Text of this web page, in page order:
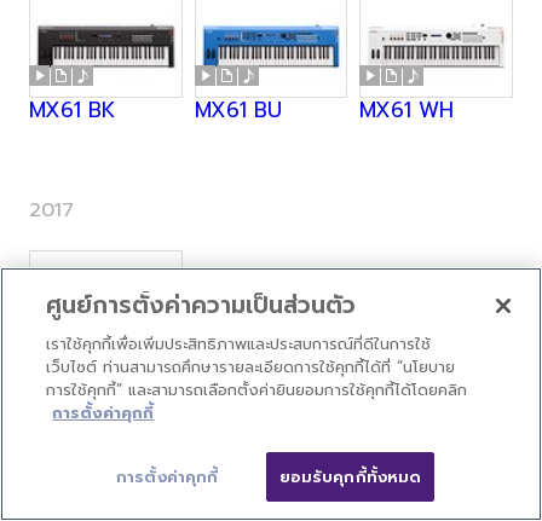
MX61 BK MX61 BU MX61 WH
2017
MX88 BK
ศูนย์การตั้งค่าความเป็นส่วนตัว
เราใช้คุกกี้เพื่อเพิ่มประสิทธิภาพและประสบการณ์ที่ดีในการใช้
เว็บไซต์ ท่านสามารถศึกษารายละเอียดการใช้คุกกี้ได้ที่ “นโยบาย
การใช้คุกกี้” และสามารถเลือกตั้งค่ายินยอมการใช้คุกกี้ได้โดยคลิก
การตั้งค่าคุกกี้
การตั้งค่าคุกกี้ ยอมรับคุกกี้ทั้งหมด